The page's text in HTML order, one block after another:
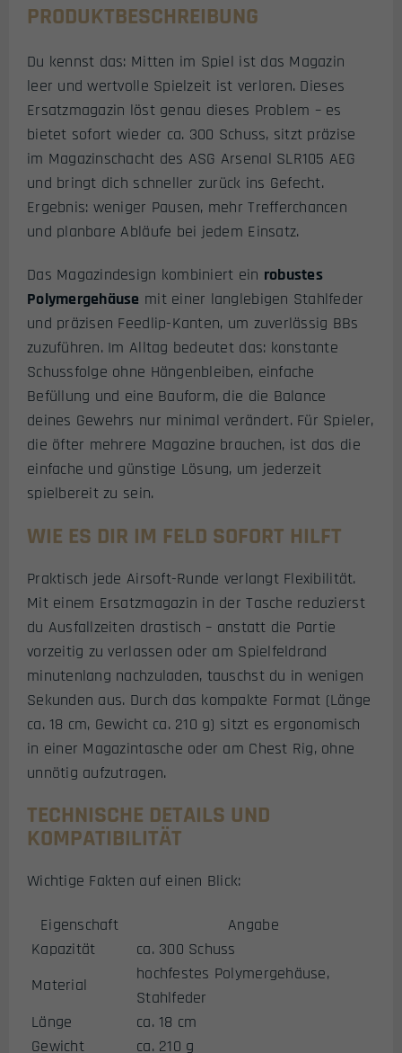
PRODUKTBESCHREIBUNG
Du kennst das: Mitten im Spiel ist das Magazin
leer und wertvolle Spielzeit ist verloren. Dieses
Ersatzmagazin löst genau dieses Problem – es
bietet sofort wieder ca. 300 Schuss, sitzt präzise
im Magazinschacht des ASG Arsenal SLR105 AEG
und bringt dich schneller zurück ins Gefecht.
Ergebnis: weniger Pausen, mehr Trefferchancen
und planbare Abläufe bei jedem Einsatz.
Das Magazindesign kombiniert ein robustes
Polymergehäuse mit einer langlebigen Stahlfeder
und präzisen Feedlip-Kanten, um zuverlässig BBs
zuzuführen. Im Alltag bedeutet das: konstante
Schussfolge ohne Hängenbleiben, einfache
Befüllung und eine Bauform, die die Balance
deines Gewehrs nur minimal verändert. Für Spieler,
die öfter mehrere Magazine brauchen, ist das die
einfache und günstige Lösung, um jederzeit
spielbereit zu sein.
WIE ES DIR IM FELD SOFORT HILFT
Praktisch jede Airsoft-Runde verlangt Flexibilität.
Mit einem Ersatzmagazin in der Tasche reduzierst
du Ausfallzeiten drastisch – anstatt die Partie
vorzeitig zu verlassen oder am Spielfeldrand
minutenlang nachzuladen, tauschst du in wenigen
Sekunden aus. Durch das kompakte Format (Länge
ca. 18 cm, Gewicht ca. 210 g) sitzt es ergonomisch
in einer Magazintasche oder am Chest Rig, ohne
unnötig aufzutragen.
TECHNISCHE DETAILS UND
KOMPATIBILITÄT
Wichtige Fakten auf einen Blick:
Eigenschaft
Angabe
Kapazität
ca. 300 Schuss
Material
hochfestes Polymergehäuse,
Stahlfeder
Länge
ca. 18 cm
Gewicht
ca. 210 g